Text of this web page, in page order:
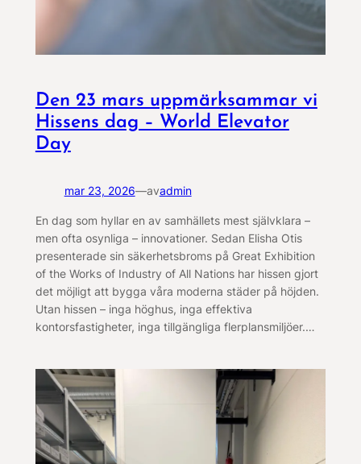
Den 23 mars uppmärksammar vi
Hissens dag – World Elevator
Day
mar 23, 2026—avadmin
En dag som hyllar en av samhällets mest självklara –
men ofta osynliga – innovationer. Sedan Elisha Otis
presenterade sin säkerhetsbroms på Great Exhibition
of the Works of Industry of All Nations har hissen gjort
det möjligt att bygga våra moderna städer på höjden.
Utan hissen – inga höghus, inga effektiva
kontorsfastigheter, inga tillgängliga flerplansmiljöer.…